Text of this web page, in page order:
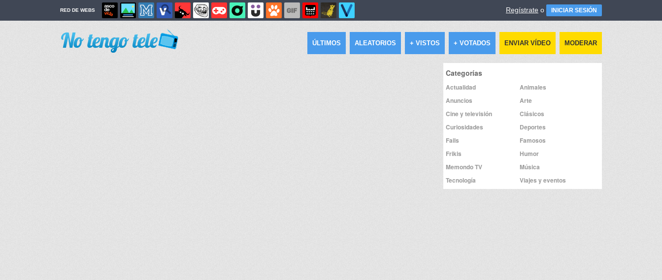
RED DE WEBS Regístrate o INICIAR SESIÓN
ÚLTIMOS ALEATORIOS + VISTOS + VOTADOS ENVIAR VÍDEO MODERAR
Categorías
Actualidad
Animales
Anuncios
Arte
Cine y televisión
Clásicos
Curiosidades
Deportes
Fails
Famosos
Frikis
Humor
Memondo TV
Música
Tecnología
Viajes y eventos